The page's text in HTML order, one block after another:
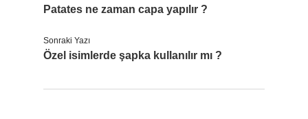
Patates ne zaman capa yapılır ?
Sonraki Yazı
Özel isimlerde şapka kullanılır mı ?